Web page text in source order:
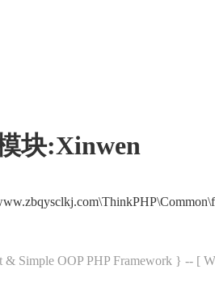
块:Xinwen
& Simple OOP PHP Framework } -- [